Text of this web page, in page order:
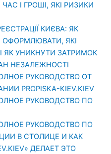
І ГРОШІ, ЯКІ РИЗИКИ
КИЄВА: ЯК
ЯКІ
ЯК УНИКНУТИ ЗАТРИМОК
НЕЗАЛЕЖНОСТІ
РУКОВОДСТВО ОТ
PROPISKA-KIEV.KIEV
РУКОВОДСТВО ПО
РУКОВОДСТВО ПО
В СТОЛИЦЕ И КАК
ДЕЛАЕТ ЭТО